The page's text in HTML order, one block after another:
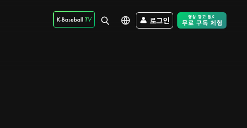
로그인 Free Trial -